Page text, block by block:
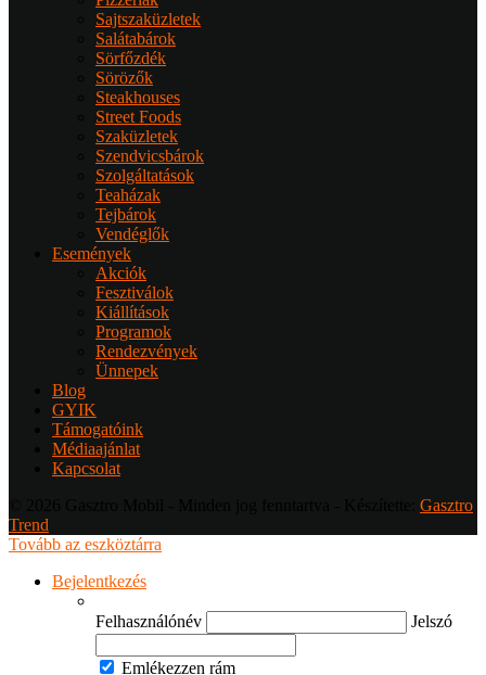
Sajtszaküzletek
Salátabárok
Sörfőzdék
Sörözők
Steakhouses
Street Foods
Szaküzletek
Szendvicsbárok
Szolgáltatások
Teaházak
Tejbárok
Vendéglők
Események
Akciók
Fesztiválok
Kiállítások
Programok
Rendezvények
Ünnepek
Blog
GYIK
Támogatóink
Médiaajánlat
Kapcsolat
Gasztro
Trend
Tovább az eszköztárra
Bejelentkezés
Felhasználónév Jelszó
Emlékezzen rám